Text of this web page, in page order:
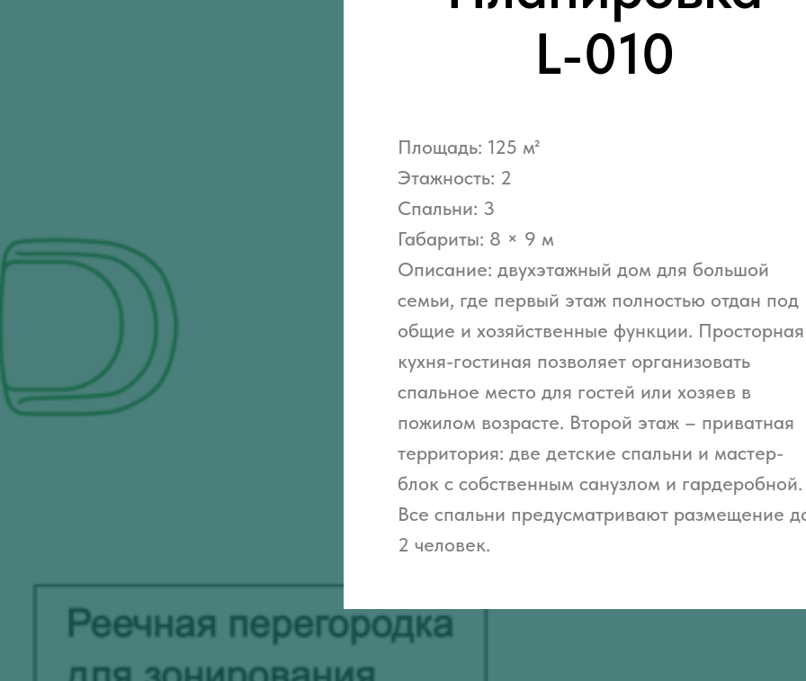
L-010
Площадь: 125 м²
Этажность: 2
Спальни: 3
Габариты: 8 × 9 м
Описание: двухэтажный дом для большой
семьи, где первый этаж полностью отдан под
общие и хозяйственные функции. Просторная
кухня-гостиная позволяет организовать
спальное место для гостей или хозяев в
пожилом возрасте. Второй этаж – приватная
территория: две детские спальни и мастер-
блок с собственным санузлом и гардеробной.
Все спальни предусматривают размещение
2 человек.